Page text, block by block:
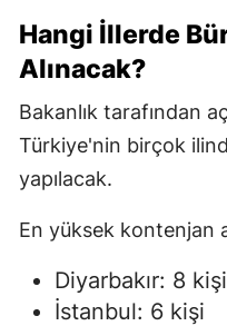
Hangi İllerde
Alınacak?
Bakanlık tarafından
Türkiye'nin birçok
yapılacak.
En yüksek kontenjan
Diyarbakır: 8 kişi
İstanbul: 6 kişi